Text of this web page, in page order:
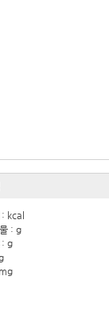
: kcal
:g
:g
mg